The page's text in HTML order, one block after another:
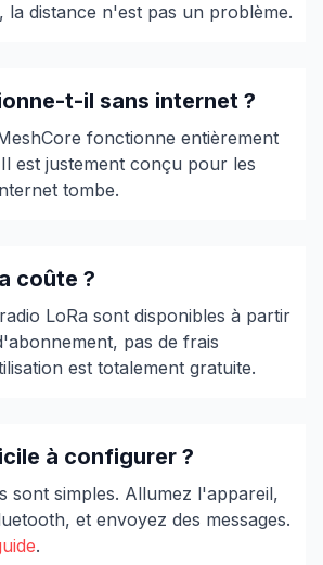
la distance n'est pas un problème.
t-il sans internet ?
fonctionne entièrement
est justement conçu pour les
tombe.
coûte ?
LoRa sont disponibles à partir
pas de frais
est totalement gratuite.
à configurer ?
sont simples. Allumez l'appareil,
et envoyez des messages.
.